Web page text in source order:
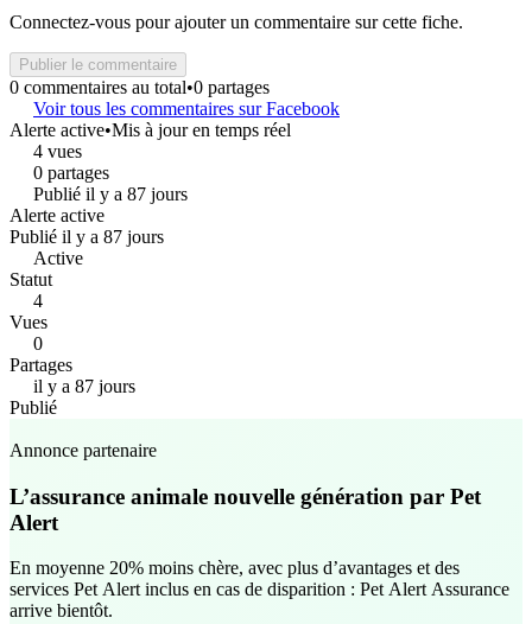
Connectez-vous pour ajouter un commentaire sur cette fiche.
Publier le commentaire
0 commentaires au total•0 partages
Voir tous les commentaires sur Facebook
Alerte active•Mis à jour en temps réel
4 vues
0 partages
Publié il y a 87 jours
Alerte active
Publié il y a 87 jours
Active
Statut
4
Vues
0
Partages
il y a 87 jours
Publié
Annonce partenaire
L’assurance animale nouvelle génération par Pet
Alert
En moyenne 20% moins chère, avec plus d’avantages et des
services Pet Alert inclus en cas de disparition : Pet Alert Assurance
arrive bientôt.